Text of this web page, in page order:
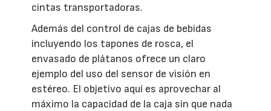
cintas transportadoras.
Además del control de cajas de bebidas
incluyendo los tapones de rosca, el
envasado de plátanos ofrece un claro
ejemplo del uso del sensor de visión en
estéreo. El objetivo aquí es aprovechar al
máximo la capacidad de la caja sin que nada